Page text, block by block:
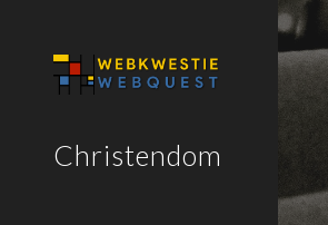
Christendom